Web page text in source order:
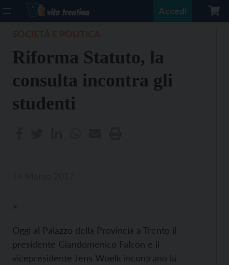
Accedi
Riforma Statuto, la
consulta incontra gli
studenti
>
Oggi al Palazzo della Provincia a Trento il
presidente Giandomenico Falcon e il
vicepresidente Jens Woelk incontrano la